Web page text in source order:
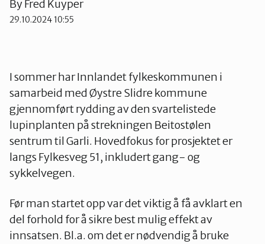
Gran og Lunner
Lillehammer og Øyer
Midt-Gudbrandsdalen
Ottadalen og Sel
Sør-Østerdal
ByFred Kuyper
29.10.2024 10:55
I sommer har Innlandet fylkeskommunen i
samarbeid med Øystre Slidre kommune
gjennomført rydding av den svartelistede
lupinplanten på strekningen Beitostølen
sentrum til Garli. Hovedfokus for prosjektet er
langs Fylkesveg 51, inkludert gang- og
sykkelvegen.
Før man startet opp var det viktig å få avklart en
del forhold for å sikre best mulig effekt av
innsatsen. Bl.a. om det er nødvendig å bruke